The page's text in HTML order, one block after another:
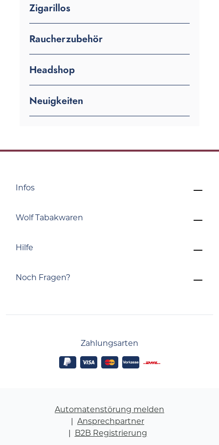
Zigarillos
Raucherzubehör
Headshop
Neuigkeiten
Noch Fragen?
Infos
Wolf Tabakwaren
Hilfe
Zahlungsarten
Automatenstörung melden
Ansprechpartner
B2B Registrierung